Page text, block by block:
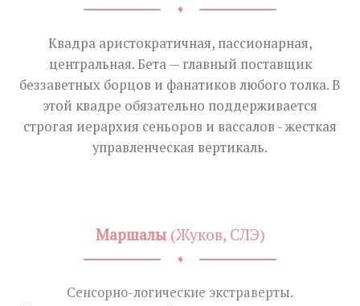
♦
Квадра аристократичная, пассионарная,
центральная. Бета — главный поставщик
беззаветных борцов и фанатиков любого толка. В
этой квадре обязательно поддерживается
строгая иерархия сеньоров и вассалов - жесткая
управленческая вертикаль.
Маршалы(Жуков, СЛЭ)
♦
Сенсорно-логические экстраверты.